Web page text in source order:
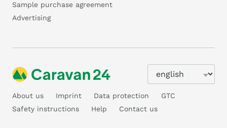
Sample purchase agreement
Advertising
About us Imprint Data protection
GTC
Safety instructions
Help Contact us